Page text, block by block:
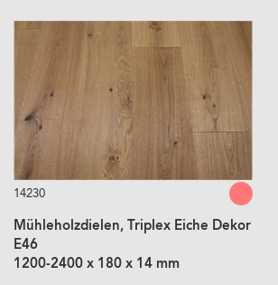
14230
Mühleholzdielen, Triplex Eiche Dekor
E46
1200-2400 x 180 x 14 mm